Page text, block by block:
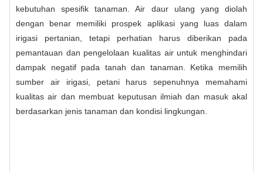
kebutuhan spesifik tanaman. Air daur ulang yang diolah
dengan benar memiliki prospek aplikasi yang luas dalam
irigasi pertanian, tetapi perhatian harus diberikan pada
pemantauan dan pengelolaan kualitas air untuk menghindari
dampak negatif pada tanah dan tanaman. Ketika memilih
sumber air irigasi, petani harus sepenuhnya memahami
kualitas air dan membuat keputusan ilmiah dan masuk akal
berdasarkan jenis tanaman dan kondisi lingkungan.